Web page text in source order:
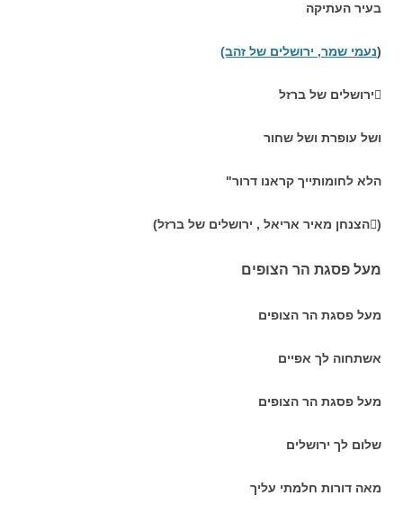
בעיר העתיקה
(נעמי שמר, ירושלים של זהב)
ירושלים של ברזל
ושל עופרת ושל שחור
הלא לחומותייך קראנו דרור"
(הצנחן מאיר אריאל , ירושלים של ברזל)
מעל פסגת הר הצופים
מעל פסגת הר הצופים
אשתחוה לך אפיים
מעל פסגת הר הצופים
שלום לך ירושלים
מאה דורות חלמתי עליך